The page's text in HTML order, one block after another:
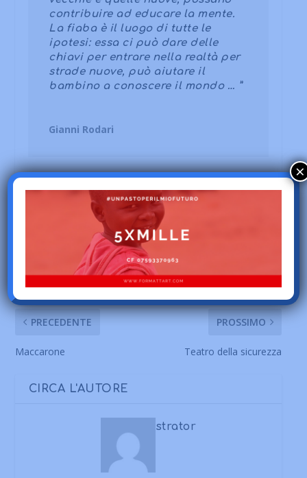
contribuire ad educare la mente.
La fiaba è il luogo di tutte le
ipotesi: essa ci può dare delle
chiavi per entrare nella realtà per
strade nuove, può aiutare il
bambino a conoscere il mondo … ”
Gianni Rodari
CONDIVIDERE:
PRECEDENTE
Maccarone
PROSSIMO
Teatro della sicurezza
CIRCA L'AUTORE
strator
×